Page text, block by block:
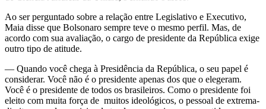
Ao ser perguntado sobre a relação entre Legislativo e Executivo,
Maia disse que Bolsonaro sempre teve o mesmo perfil. Mas, de
acordo com sua avaliação, o cargo de presidente da República exige
outro tipo de atitude.
— Quando você chega à Presidência da República, o seu papel é
considerar. Você não é o presidente apenas dos que o elegeram.
Você é o presidente de todos os brasileiros. Como o presidente foi
eleito com muita força de muitos ideológicos, o pessoal de extrema-